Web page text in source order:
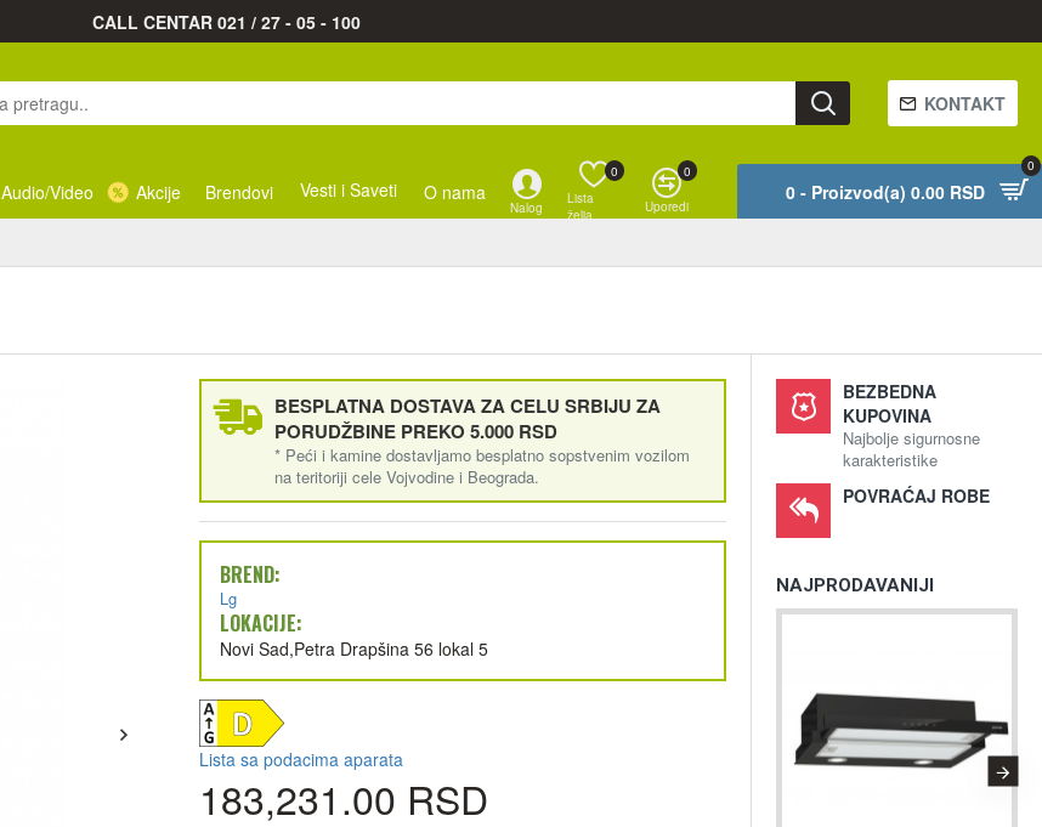
CALL CENTAR 021 / 27 - 05 - 100
KONTAKT
Audio/Video Akcije Brendovi Vesti i Saveti O nama
Nalog
Lista
želja
0
Uporedi
0
0 - Proizvod(a) 0.00 RSD
0
BESPLATNA DOSTAVA ZA CELU SRBIJU ZA
PORUDŽBINE PREKO 5.000 RSD
* Peći i kamine dostavljamo besplatno sopstvenim vozilom
na teritoriji cele Vojvodine i Beograda.
BREND:
Lg
LOKACIJE:
Novi Sad,Petra Drapšina 56 lokal 5
Lista sa podacima aparata
183,231.00 RSD
BEZBEDNA
KUPOVINA
Najbolje sigurnosne
karakteristike
POVRAĆAJ ROBE
NAJPRODAVANIJI